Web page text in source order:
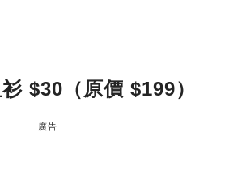
$30（原價 $199）
廣告